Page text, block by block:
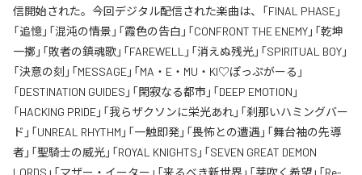
信開始された。今回デジタル配信された楽曲は、「FINAL PHASE」
「追憶」「混沌の情景」「霞色の告白」「CONFRONT THE ENEMY」「乾坤
一擲」「敗者の鎮魂歌」「FAREWELL」「消えぬ残光」「SPIRITUAL BOY」
「決意の刻」「MESSAGE」「MA・E・MU・KI♡ぽっぷがーる」
「DESTINATION GUIDES」「閑寂なる都市」「DEEP EMOTION」
「HACKING PRIDE」「我らザクソンに栄光あれ」「刹那いハミングバー
ド」「UNREAL RHYTHM」「一触即発」「畏怖との遭遇」「舞台袖の先導
者」「聖騎士の威光」「ROYAL KNIGHTS」「SEVEN GREAT DEMON
LORDS」「マザー・イーター」「来るべき新世界」「芽吹く希望」「Re-